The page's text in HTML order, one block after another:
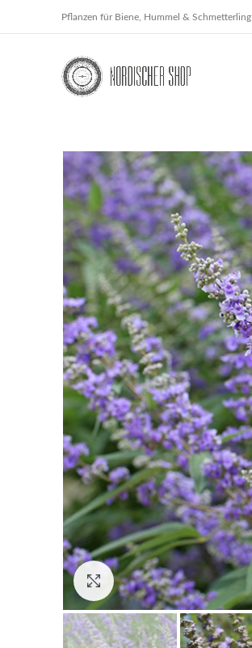
Pflanzen für Biene, Hummel & Schmetterling
Click to enlarge